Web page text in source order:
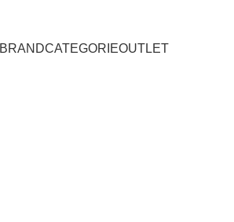
BRANDCATEGORIEOUTLET